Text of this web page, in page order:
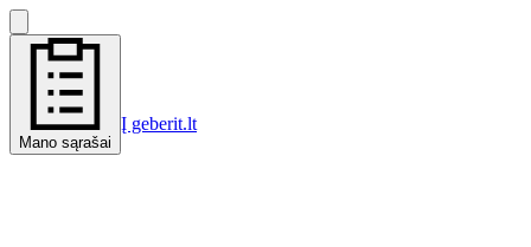
Mano sąrašai
Į geberit.lt